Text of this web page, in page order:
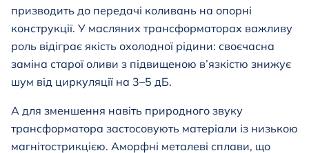
призводить до передачі коливань на опорні
конструкції. У масляних трансформаторах важливу
роль відіграє якість охолодної рідини: своєчасна
заміна старої оливи з підвищеною в’язкістю знижує
шум від циркуляції на 3–5 дБ.
А для зменшення навіть природного звуку
трансформатора застосовують матеріали із низькою
магнітострикцією. Аморфні металеві сплави, що